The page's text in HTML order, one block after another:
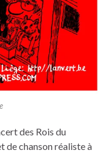
des Rois du
de chanson réaliste à